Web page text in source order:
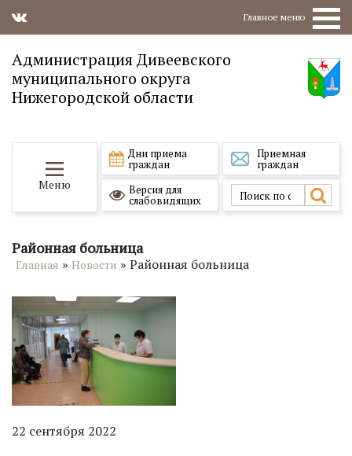
Главное меню
Администрация Дивеевского
муниципального округа
Нижегородской области
Меню
Дни приема
граждан
Приемная
граждан
Версия для
слабовидящих
Районная больница
Главная » Новости » Районная больница
22 сентября 2022